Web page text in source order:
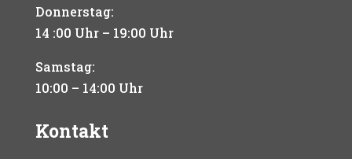
Donnerstag:
14 :00 Uhr – 19:00 Uhr
Samstag:
10:00 – 14:00 Uhr
Kontakt